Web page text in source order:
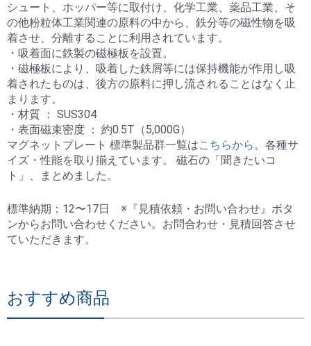
お買い物を続ける
お問い合わせ 閉じる
お問い合わせ
シュート、ホッパー等に取付け、化学工業、薬品工業、そ
の他粉粒体工業関連の原料の中から、鉄分等の磁性物を吸
着させ、分離することに利用されています。
・吸着面に鉄製の磁極板を設置。
・磁極板により、吸着した鉄屑等には保持機能が作用し吸
着されたものは、後方の原料に押し流されることはなく止
まります。
・材質 ： SUS304
・表面磁束密度 ： 約0.5T（5,000G）
マグネットプレート 標準製品群一覧はこちらから。各種サ
イズ・性能を取り揃えています。 磁石の「聞きたいコ
ト」、まとめました。
標準納期：12〜17日 ※『見積依頼・お問い合わせ』ボタ
ンからお問い合わせください。お問合わせ・見積回答させ
ていただきます。
おすすめ商品